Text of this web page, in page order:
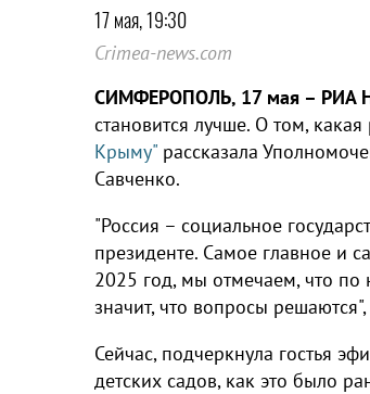
17 мая, 19:30
Crimea-news.com
СИМФЕРОПОЛЬ, 17 мая – РИА
становится лучше. О том,
Крыму" рассказала
Савченко.
"Россия – социальное
президенте. Самое главное и
2025 год, мы отмечаем, что по
значит, что вопросы
Сейчас, подчеркнула гостья
детских садов, как это было